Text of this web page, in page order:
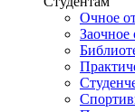
Очное
Заочное